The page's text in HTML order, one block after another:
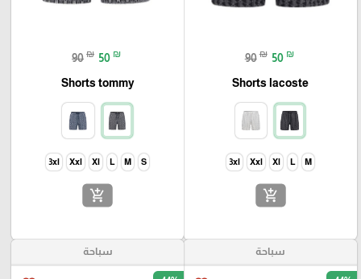
90 ₪ 50 ₪
Shorts lacoste
M
L
Xl
Xxl
3xl
add_shopping_cart
90 ₪ 50 ₪
Shorts tommy
S
M
L
Xl
Xxl
3xl
add_shopping_cart
سباحة سباحة